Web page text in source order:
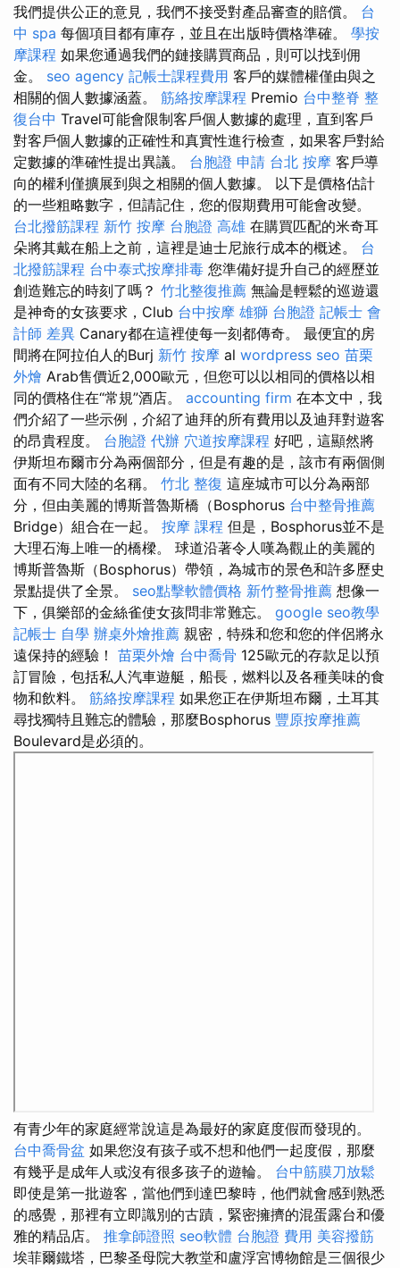
我們提供公正的意見，我們不接受對產品審查的賠償。 台
中 spa 每個項目都有庫存，並且在出版時價格準確。 學按
摩課程 如果您通過我們的鏈接購買商品，則可以找到佣
金。 seo agency 記帳士課程費用 客戶的媒體權僅由與之
相關的個人數據涵蓋。 筋絡按摩課程 Premio 台中整脊 整
復台中 Travel可能會限制客戶個人數據的處理，直到客戶
對客戶個人數據的正確性和真實性進行檢查，如果客戶對給
定數據的準確性提出異議。 台胞證 申請 台北 按摩 客戶導
向的權利僅擴展到與之相關的個人數據。 以下是價格估計
的一些粗略數字，但請記住，您的假期費用可能會改變。
台北撥筋課程 新竹 按摩 台胞證 高雄 在購買匹配的米奇耳
朵將其戴在船上之前，這裡是迪士尼旅行成本的概述。 台
北撥筋課程 台中泰式按摩排毒 您準備好提升自己的經歷並
創造難忘的時刻了嗎？ 竹北整復推薦 無論是輕鬆的巡遊還
是神奇的女孩要求，Club 台中按摩 雄獅 台胞證 記帳士 會
計師 差異 Canary都在這裡使每一刻都傳奇。 最便宜的房
間將在阿拉伯人的Burj 新竹 按摩 al wordpress seo 苗栗
外燴 Arab售價近2,000歐元，但您可以以相同的價格以相
同的價格住在“常規”酒店。 accounting firm 在本文中，我
們介紹了一些示例，介紹了迪拜的所有費用以及迪拜對遊客
的昂貴程度。 台胞證 代辦 穴道按摩課程 好吧，這顯然將
伊斯​​坦布爾市分為兩個部分，但是有趣的是，該市有兩個側
面有不同大陸的名稱。 竹北 整復 這座城市可以分為兩部
分，但由美麗的博斯普魯斯橋（Bosphorus 台中整骨推薦
Bridge）組合在一起。 按摩 課程 但是，Bosphorus並不是
大理石海上唯一的橋樑。 球道沿著令人嘆為觀止的美麗的
博斯普魯斯（Bosphorus）帶領，為城市的景色和許多歷史
景點提供了全景。 seo點擊軟體價格 新竹整骨推薦 想像一
下，俱樂部的金絲雀使女孩問非常難忘。 google seo教學
記帳士 自學 辦桌外燴推薦 親密，特殊和您和您的伴侶將永
遠保持的經驗！ 苗栗外燴 台中喬骨 125歐元的存款足以預
訂冒險，包括私人汽車遊艇，船長，燃料以及各種美味的食
物和飲料。 筋絡按摩課程 如果您正在伊斯坦布爾，土耳其
尋找獨特且難忘的體驗，那麼Bosphorus 豐原按摩推薦
Boulevard是必須的。
有青少年的家庭經常說這是為最好的家庭度假而發現的。
台中喬骨盆 如果您沒有孩子或不想和他們一起度假，那麼
有幾乎是成年人或沒有很多孩子的遊輪。 台中筋膜刀放鬆
即使是第一批遊客，當他們到達巴黎時，他們就會感到熟悉
的感覺，那裡有立即識別的古蹟，緊密擁擠的混蛋露台和優
雅的精品店。 推拿師證照 seo軟體 台胞證 費用 美容撥筋
埃菲爾鐵塔，巴黎圣母院大教堂和盧浮宮博物館是三個很少